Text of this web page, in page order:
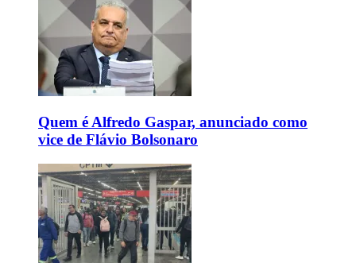
Quem é Alfredo Gaspar, anunciado como
vice de Flávio Bolsonaro